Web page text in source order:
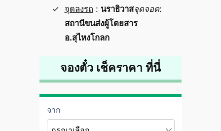
จุดลงรถ : นราธิวาสจุดจอด:
สถานีขนส่งผู้โดยสาร
อ.สุไหงโกลก
จองตั๋ว เช็คราคา ที่นี่